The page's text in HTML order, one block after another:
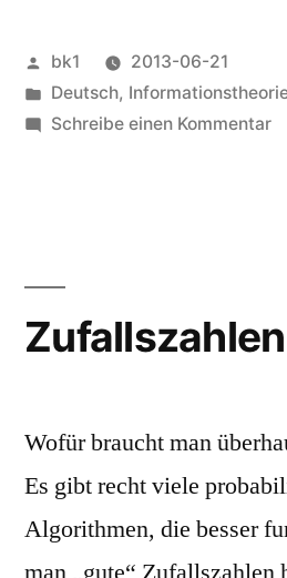
Veröffentlicht
von
bk1
2013-06-21
Veröffentlicht
unter
Deutsch,
Schreibe einen Kommentarzu
Zufallszahlen
Wofür braucht man
Es gibt recht viele
Algorithmen, die besser